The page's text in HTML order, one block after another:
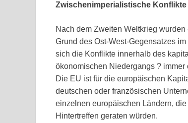
Zwischenimperialistische Konflikte
Nach dem Zweiten Weltkrieg
Grund des Ost-West-Gegensatzes
sich die Konflikte innerhalb des
ökonomischen Niedergangs ? immer
Die EU ist für die europäischen
deutschen oder französischen
einzelnen europäischen Ländern,
Hintertreffen geraten würden.